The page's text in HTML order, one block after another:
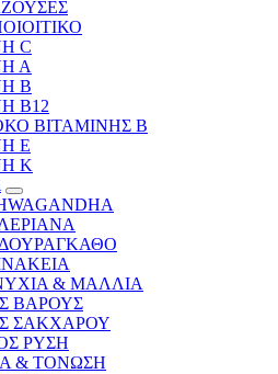
C
Α
Β
Β12
ΒΙΤΑΜΙΝΗΣ Β
Ε
Κ
& ΜΑΛΛΙΑ
ΒΑΡΟΥΣ
ΣΑΚΧΑΡΟΥ
ΡΥΣΗ
& ΤΟΝΩΣΗ